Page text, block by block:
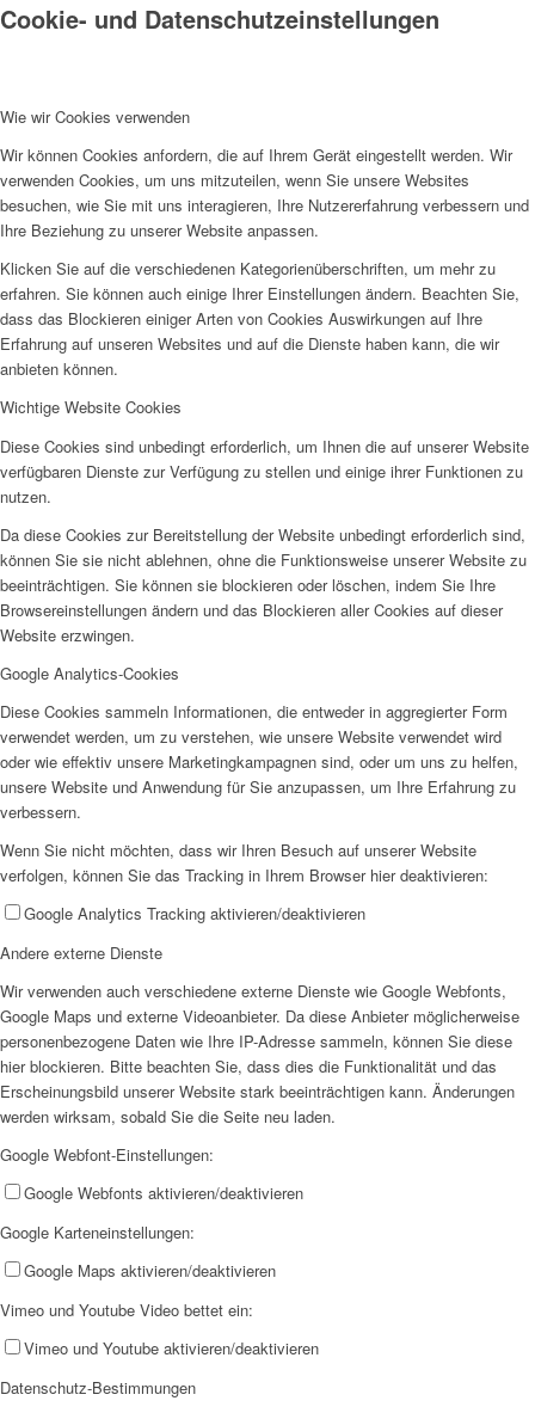
Cookie- und Datenschutzeinstellungen
Wie wir Cookies verwenden
Wir können Cookies anfordern, die auf Ihrem Gerät eingestellt werden. Wir
verwenden Cookies, um uns mitzuteilen, wenn Sie unsere Websites
besuchen, wie Sie mit uns interagieren, Ihre Nutzererfahrung verbessern und
Ihre Beziehung zu unserer Website anpassen.
Klicken Sie auf die verschiedenen Kategorienüberschriften, um mehr zu
erfahren. Sie können auch einige Ihrer Einstellungen ändern. Beachten Sie,
dass das Blockieren einiger Arten von Cookies Auswirkungen auf Ihre
Erfahrung auf unseren Websites und auf die Dienste haben kann, die wir
anbieten können.
Wichtige Website Cookies
Diese Cookies sind unbedingt erforderlich, um Ihnen die auf unserer Website
verfügbaren Dienste zur Verfügung zu stellen und einige ihrer Funktionen zu
nutzen.
Da diese Cookies zur Bereitstellung der Website unbedingt erforderlich sind,
können Sie sie nicht ablehnen, ohne die Funktionsweise unserer Website zu
beeinträchtigen. Sie können sie blockieren oder löschen, indem Sie Ihre
Browsereinstellungen ändern und das Blockieren aller Cookies auf dieser
Website erzwingen.
Google Analytics-Cookies
Diese Cookies sammeln Informationen, die entweder in aggregierter Form
verwendet werden, um zu verstehen, wie unsere Website verwendet wird
oder wie effektiv unsere Marketingkampagnen sind, oder um uns zu helfen,
unsere Website und Anwendung für Sie anzupassen, um Ihre Erfahrung zu
verbessern.
Wenn Sie nicht möchten, dass wir Ihren Besuch auf unserer Website
verfolgen, können Sie das Tracking in Ihrem Browser hier deaktivieren:
Google Analytics Tracking aktivieren/deaktivieren
Andere externe Dienste
Wir verwenden auch verschiedene externe Dienste wie Google Webfonts,
Google Maps und externe Videoanbieter. Da diese Anbieter möglicherweise
personenbezogene Daten wie Ihre IP-Adresse sammeln, können Sie diese
hier blockieren. Bitte beachten Sie, dass dies die Funktionalität und das
Erscheinungsbild unserer Website stark beeinträchtigen kann. Änderungen
werden wirksam, sobald Sie die Seite neu laden.
Google Webfont-Einstellungen:
Google Webfonts aktivieren/deaktivieren
Google Karteneinstellungen:
Google Maps aktivieren/deaktivieren
Vimeo und Youtube Video bettet ein:
Vimeo und Youtube aktivieren/deaktivieren
Datenschutz-Bestimmungen